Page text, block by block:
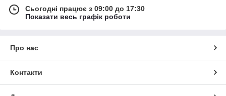
Сьогодні працює з 09:00 до 17:30
Показати весь графік роботи
Про нас
Контакти